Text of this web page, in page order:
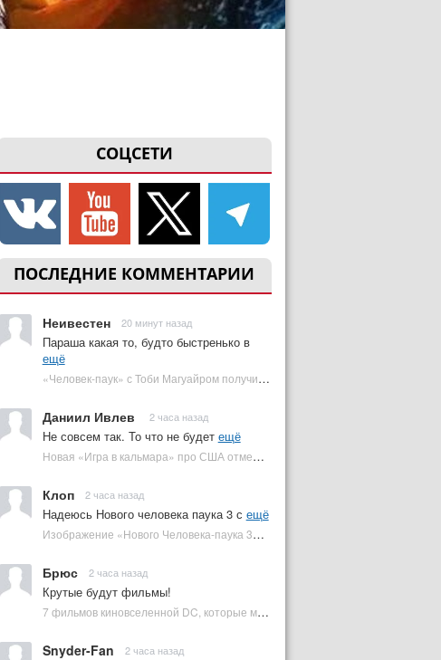
СОЦСЕТИ
ПОСЛЕДНИЕ КОММЕНТАРИИ
Неивестен 20 минут назад
Параша какая то, будто быстренько в
ещё
«Человек-паук» с Тоби Магуайром получил новый постер | Plugged In Ru
Даниил Ивлев 2 часа назад
Не совсем так. То что не будет ещё
Новая «Игра в кальмара» про США отменена | Plugged In Ru
Клоп 2 часа назад
Надеюсь Нового человека паука 3 с ещё
Изображение «Нового Человека-паука 3» подтвердило Зловещую шестерку | Plugged In Ru
Брюс 2 часа назад
Крутые будут фильмы!
7 фильмов киновселенной DC, которые может снять Зак Снайдер | Plugged In Ru
Snyder-Fan 2 часа назад